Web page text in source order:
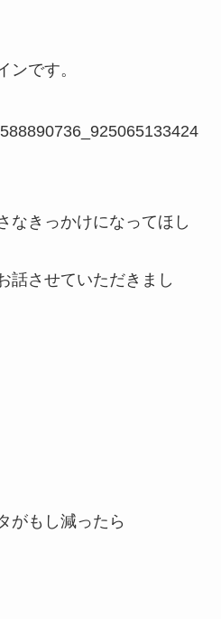
ンです。
なきっかけになってほし
話させていただきまし
がもし減ったら